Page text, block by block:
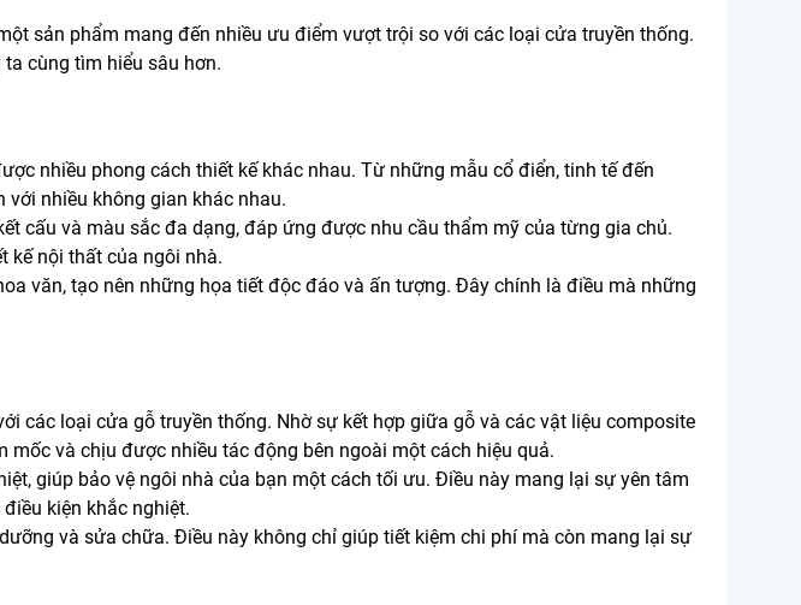
sản phẩm mang đến nhiều ưu điểm vượt trội so với các loại cửa truyền thống.
cùng tìm hiểu sâu hơn.
nhiều phong cách thiết kế khác nhau. Từ những mẫu cổ điển, tinh tế đến
nhiều không gian khác nhau.
cấu và màu sắc đa dạng, đáp ứng được nhu cầu thẩm mỹ của từng gia chủ.
nội thất của ngôi nhà.
văn, tạo nên những họa tiết độc đáo và ấn tượng. Đây chính là điều mà những
loại cửa gỗ truyền thống. Nhờ sự kết hợp giữa gỗ và các vật liệu composite
và chịu được nhiều tác động bên ngoài một cách hiệu quả.
giúp bảo vệ ngôi nhà của bạn một cách tối ưu. Điều này mang lại sự yên tâm
kiện khắc nghiệt.
và sửa chữa. Điều này không chỉ giúp tiết kiệm chi phí mà còn mang lại sự